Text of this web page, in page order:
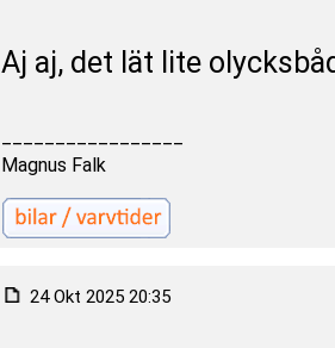
Aj aj, det lät lite
Magnus Falk
24 Okt 2025 20:35